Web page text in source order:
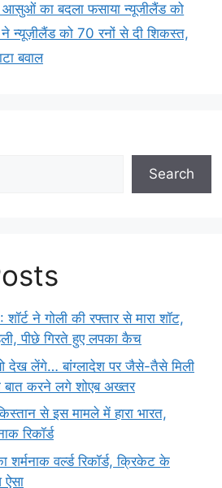
आसुओं का बदला फसाया न्यूजीलैंड को
न्यूज़ीलैंड को 70 रनों से दी शिकस्त,
बवाल
Search
ने गोली की रफ्तार से मारा शॉट,
पीछे गिरते हुए लपका कैच
लेंगे… बांग्लादेश पर जैसे-तैसे मिली
बात करने लगे शोएब अख्तर
से इस मामले में हारा भारत,
रिकॉर्ड
वर्ल्ड रिकॉर्ड, क्रिकेट के
ऐसा